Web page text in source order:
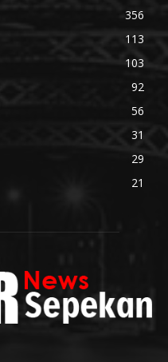
356
113
103
92
56
31
29
21